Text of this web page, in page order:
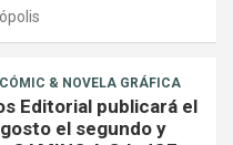
CÓMIC & NOVELA GRÁFICA
Editorial publicará el
el segundo y